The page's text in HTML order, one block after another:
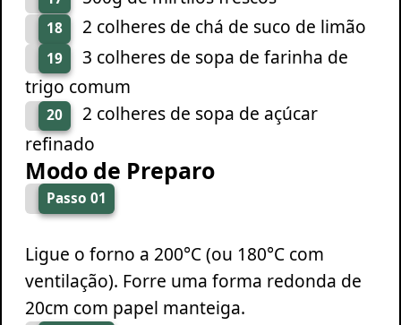
18 2 colheres de chá de suco de limão
19
3 colheres de sopa de farinha de
trigo comum
20
2 colheres de sopa de açúcar
refinado
Modo de Preparo
Passo 01
Ligue o forno a 200°C (ou 180°C com
ventilação). Forre uma forma redonda de
20cm com papel manteiga.